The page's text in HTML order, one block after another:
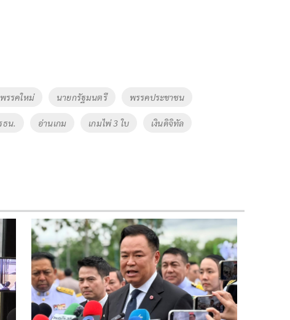
รรคใหม่ นายกรัฐมนตรี พรรคประชาชน
ธน. อ่านเกม เกมไพ่ 3 ใบ เงินดิจิทัล